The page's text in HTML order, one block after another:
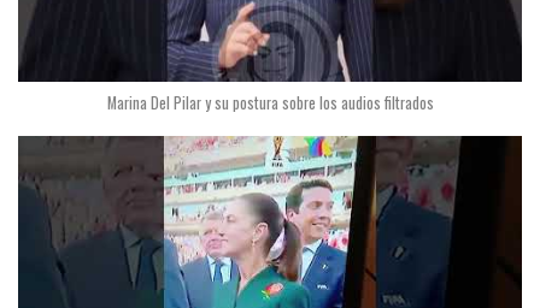
Marina Del Pilar y su postura sobre los audios filtrados